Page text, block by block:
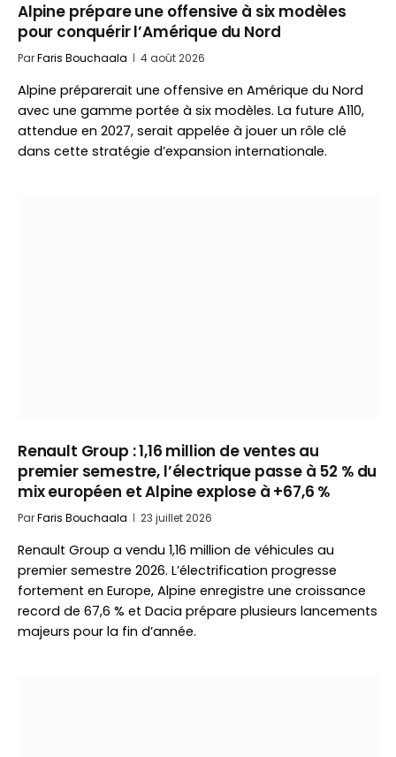
Alpine prépare une offensive à six modèles
pour conquérir l’Amérique du Nord
ParFaris Bouchaala 4 août 2026
Alpine préparerait une offensive en Amérique du Nord
avec une gamme portée à six modèles. La future A110,
attendue en 2027, serait appelée à jouer un rôle clé
dans cette stratégie d’expansion internationale.
Renault Group : 1,16 million de ventes au
premier semestre, l’électrique passe à 52 % du
mix européen et Alpine explose à +67,6 %
ParFaris Bouchaala 23 juillet 2026
Renault Group a vendu 1,16 million de véhicules au
premier semestre 2026. L’électrification progresse
fortement en Europe, Alpine enregistre une croissance
record de 67,6 % et Dacia prépare plusieurs lancements
majeurs pour la fin d’année.